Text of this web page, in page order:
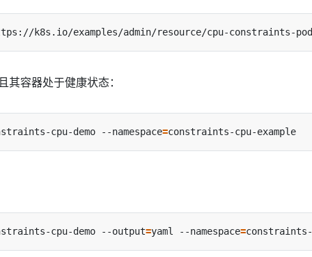
k8s.io/examples/admin/resource/cpu-constraints-
其容器处于健康状态：
cpu-demo --namespace=
cpu-demo --output=yaml --namespace=